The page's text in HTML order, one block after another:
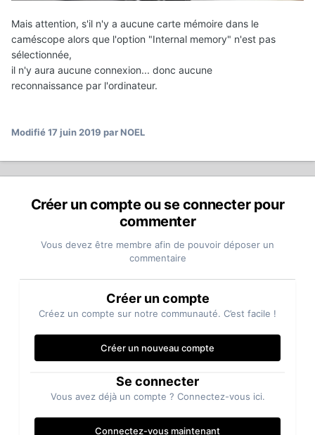
Mais attention, s'il n'y a aucune carte mémoire dans le
caméscope alors que l'option "Internal memory" n'est pas
sélectionnée,
il n'y aura aucune connexion... donc aucune
reconnaissance par l'ordinateur.
Modifié17 juin 2019 par NOEL
Créer un compte ou se connecter pour
commenter
Vous devez être membre afin de pouvoir déposer un
commentaire
Créer un compte
Créez un compte sur notre communauté. C’est facile !
Créer un nouveau compte
Se connecter
Vous avez déjà un compte ? Connectez-vous ici.
Connectez-vous maintenant